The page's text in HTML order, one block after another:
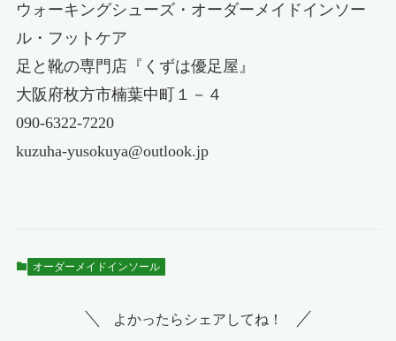
ウォーキングシューズ・オーダーメイドインソー
ル・フットケア
足と靴の専門店『くずは優足屋』
大阪府枚方市楠葉中町１－４
090-6322-7220
kuzuha-yusokuya@outlook.jp
オーダーメイドインソール
よかったらシェアしてね！